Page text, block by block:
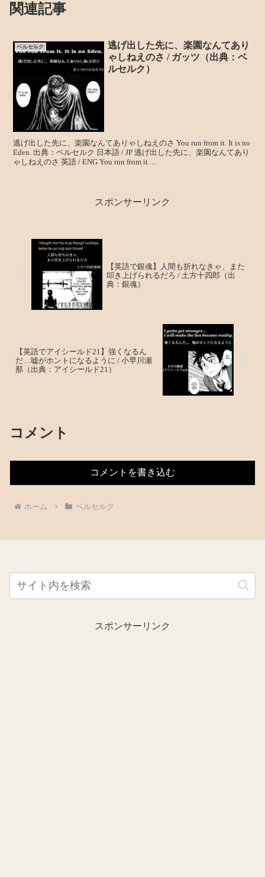
関連記事
ベルセルク
逃げ出した先に、楽園なんてあり
ゃしねえのさ / ガッツ（出典：ベ
ルセルク）
逃げ出した先に、楽園なんてありゃしねえのさ You run from it. It is no
Eden. 出典：ベルセルク 日本語 / JP 逃げ出した先に、楽園なんてあり
ゃしねえのさ 英語 / ENG You run from it. ...
スポンサーリンク
【英語で銀魂】人間も折れなきゃ、また
叩き上げられるだろ / 土方十四郎（出
典：銀魂）
【英語でアイシールド21】強くなるん
だ…嘘がホントになるように / 小早川瀬
那（出典：アイシールド21）
コメント
コメントを書き込む
ホーム ベルセルク
スポンサーリンク